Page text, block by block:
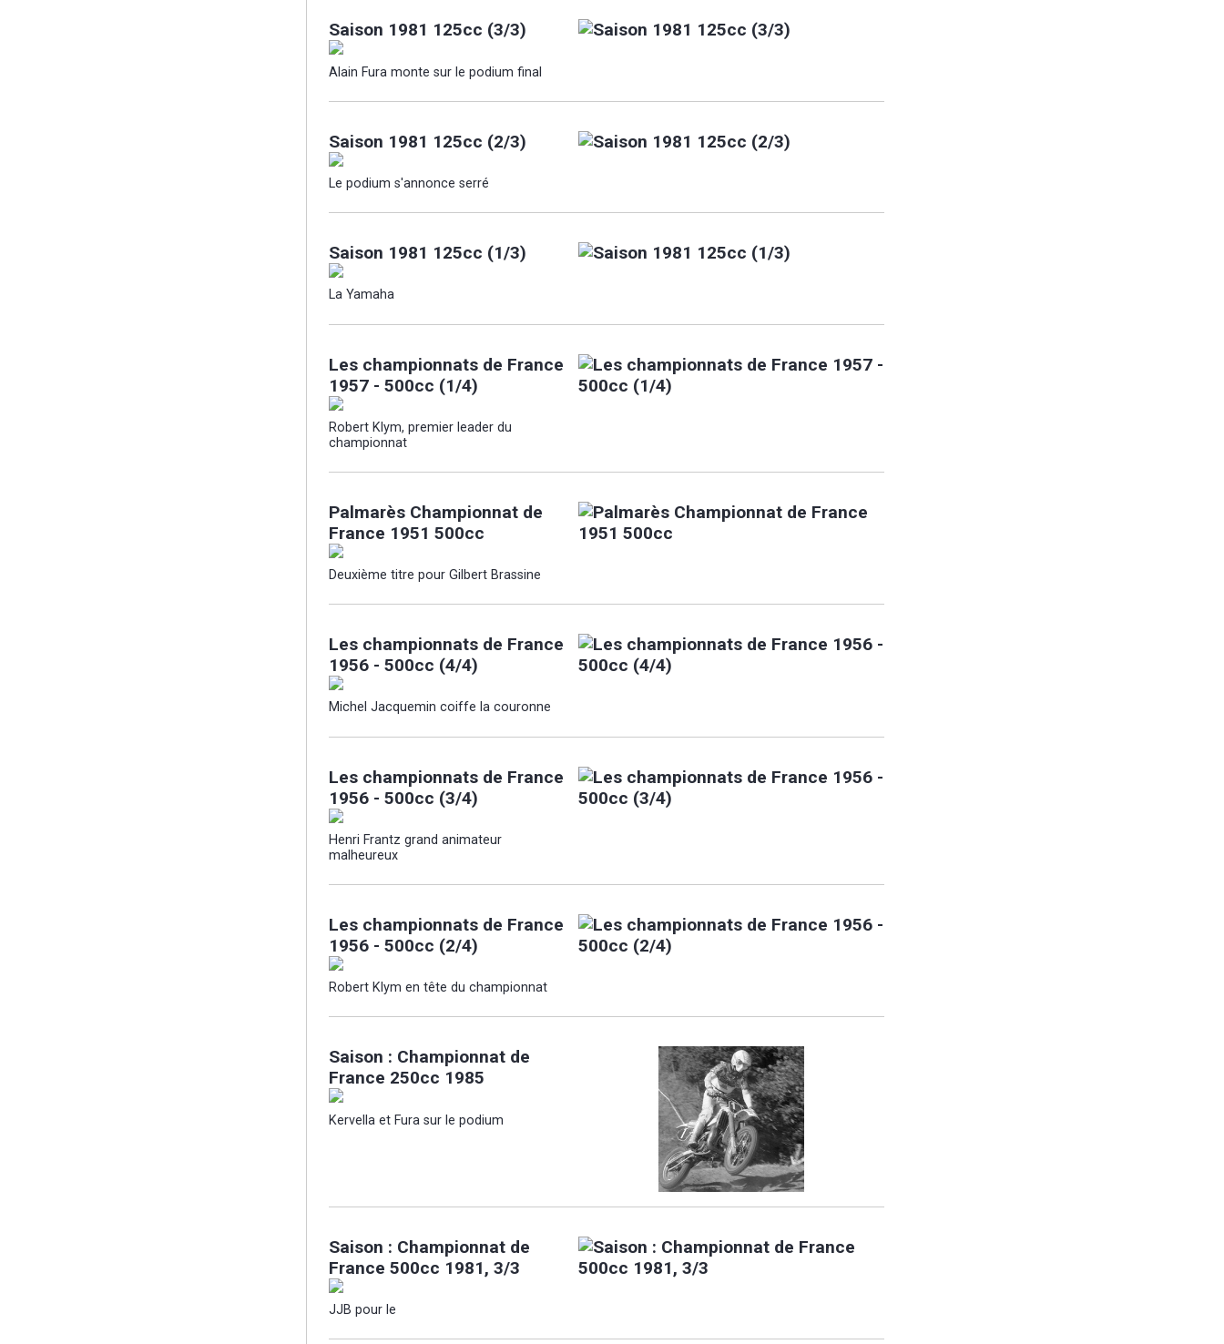
Saison 1981 125cc (3/3)
Alain Fura monte sur le podium final
Saison 1981 125cc (2/3)
Le podium s'annonce serré
Saison 1981 125cc (1/3)
La Yamaha
Les championnats de France
1957 - 500cc (1/4)
Robert Klym, premier leader du
championnat
Palmarès Championnat de
France 1951 500cc
Deuxième titre pour Gilbert Brassine
Les championnats de France
1956 - 500cc (4/4)
Michel Jacquemin coiffe la couronne
Les championnats de France
1956 - 500cc (3/4)
Henri Frantz grand animateur
malheureux
Les championnats de France
1956 - 500cc (2/4)
Robert Klym en tête du championnat
Saison : Championnat de
France 250cc 1985
Kervella et Fura sur le podium
Saison : Championnat de
France 500cc 1981, 3/3
JJB pour le